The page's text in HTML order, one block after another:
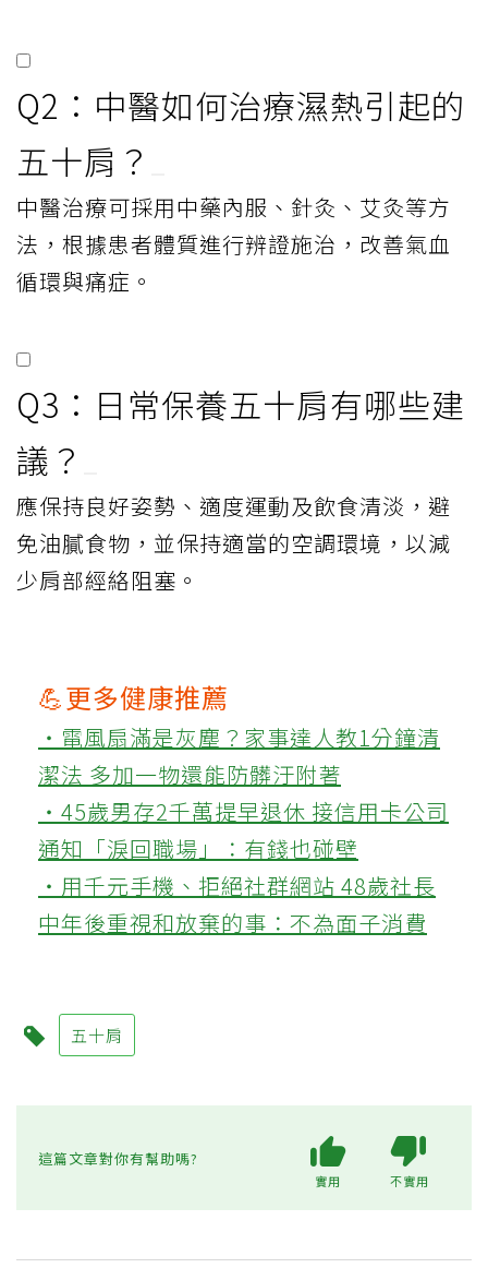
Q2：中醫如何治療濕熱引起的
五十肩？
中醫治療可採用中藥內服、針灸、艾灸等方
法，根據患者體質進行辨證施治，改善氣血
循環與痛症。
Q3：日常保養五十肩有哪些建
議？
應保持良好姿勢、適度運動及飲食清淡，避
免油膩食物，並保持適當的空調環境，以減
少肩部經絡阻塞。
💪更多健康推薦
‧電風扇滿是灰塵？家事達人教1分鐘清
潔法 多加一物還能防髒汙附著
‧45歲男存2千萬提早退休 接信用卡公司
通知「淚回職場」：有錢也碰壁
‧用千元手機、拒絕社群網站 48歲社長
中年後重視和放棄的事：不為面子消費
五十肩
這篇文章對你有幫助嗎?
實用 不實用